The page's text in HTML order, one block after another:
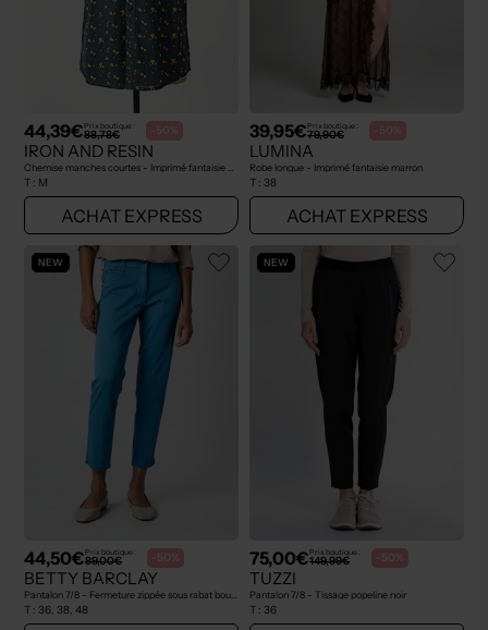
44,39€Prix boutique :
88,78€ -50%
IRON AND RESIN
T : M
ACHAT EXPRESS
39,95€Prix boutique :
79,90€ -50%
LUMINA
Robe longue - Imprimé fantaisie marron
T : 38
ACHAT EXPRESS
NEW
44,50€Prix boutique :
89,00€ -50%
BETTY BARCLAY
T : 36, 38, 48
NEW
75,00€Prix boutique :
149,99€ -50%
TUZZI
Pantalon 7/8 - Tissage popeline noir
T : 36